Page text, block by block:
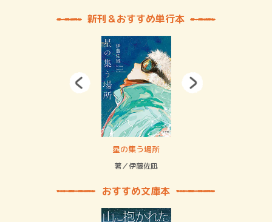
新刊＆おすすめ単行本
星の集う場所
著／伊藤佐凪
おすすめ文庫本